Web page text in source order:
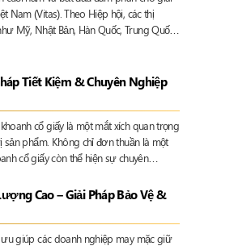
Nam (Vitas). Theo Hiệp hội, các thị
Mỹ, Nhật Bản, Hàn Quốc, Trung Quốc
Tổng cục Hải quan.
Tiết Kiệm & Chuyên Nghiệp
cổ giấy là một mắt xích quan trọng
phẩm. Không chỉ đơn thuần là một
cổ giấy còn thể hiện sự chuyên
Cao – Giải Pháp Bảo Vệ &
giúp các doanh nghiệp may mặc giữ